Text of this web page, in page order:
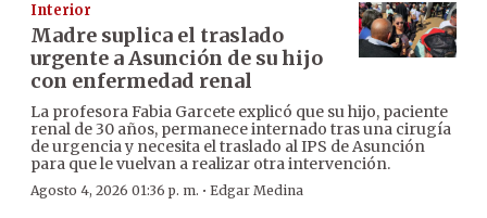
Interior
Madre suplica el traslado
urgente a Asunción de su hijo
con enfermedad renal
La profesora Fabia Garcete explicó que su hijo, paciente
renal de 30 años, permanece internado tras una cirugía
de urgencia y necesita el traslado al IPS de Asunción
para que le vuelvan a realizar otra intervención.
Agosto 4, 2026 01:36 p. m. · Edgar Medina